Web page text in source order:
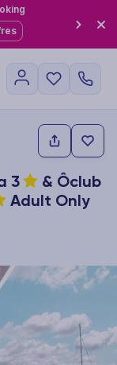
3
& Ôclub
Adult Only
at a time. Use the